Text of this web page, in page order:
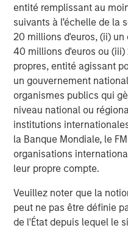
entité remplissant au
suivants à l’échelle de la
20 millions d'euros, (ii)
40 millions d'euros ou
propres, entité agissant
un gouvernement
organismes publics qui
niveau national ou
institutions
la Banque Mondiale, le
organisations
leur propre compte.
Veuillez noter que la
peut ne pas être définie
de l'État depuis lequel le
David N.
Managing
Ashwin
Managing